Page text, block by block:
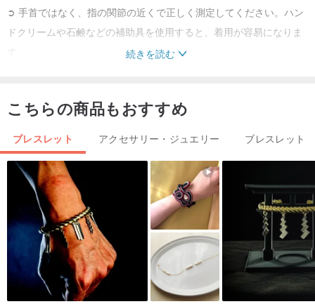
➲ 手首ではなく、指の関節の近くで正しく測定してください。ハン
ドクリームや石鹸などの補助具を使用すると、着用が容易になりま
す。
► レピドライトは硬度が最も低いヒーリング石です。着用の際は、
►ブレスレットは壊れないように丁寧に扱ってください。ブレスレ
ットは固い宝石でできており、落とすと破損します。ブレスレット
をお湯などの極端な温度変化にさらさないでください。
► 各写真は、実物と写真のギャップをできる限り狭めようとして、
各オブジェクトに対して 1 枚の写真を現物で撮影しています。ただ
し、撮影技術、ディスプレイ、光、環境などの要因により、多少の
誤差が生じる場合があります.各写真の物理的効果をさまざまな角度
から参照してください.最終的には、受け取った実際の製品を参照し
続きを読む
こちらの商品もおすすめ
ブレスレット アクセサリー・ジュエリー ブレスレット